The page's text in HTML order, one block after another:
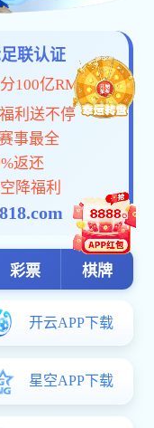
校友捐赠
我校举行华山松